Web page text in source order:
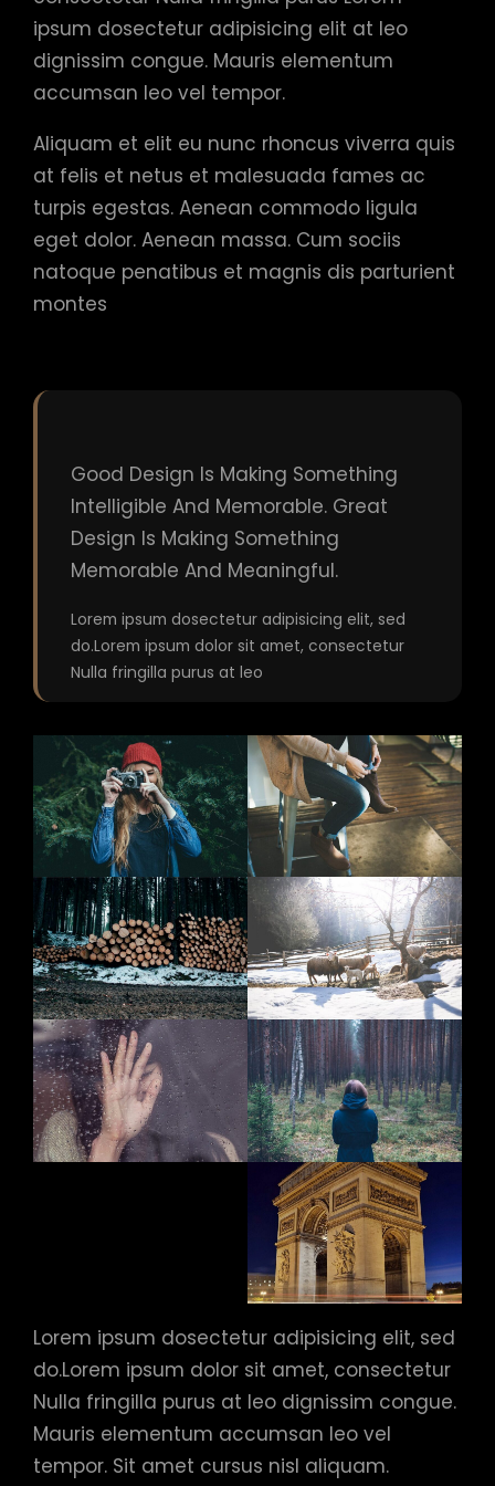
ipsum dosectetur adipisicing elit at leo
dignissim congue. Mauris elementum
accumsan leo vel tempor.
Aliquam et elit eu nunc rhoncus viverra quis
at felis et netus et malesuada fames ac
turpis egestas. Aenean commodo ligula
eget dolor. Aenean massa. Cum sociis
natoque penatibus et magnis dis parturient
montes
Good Design Is Making Something
Intelligible And Memorable. Great
Design Is Making Something
Memorable And Meaningful.
Lorem ipsum dosectetur adipisicing elit, sed
do.Lorem ipsum dolor sit amet, consectetur
Nulla fringilla purus at leo
Lorem ipsum dosectetur adipisicing elit, sed
do.Lorem ipsum dolor sit amet, consectetur
Nulla fringilla purus at leo dignissim congue.
Mauris elementum accumsan leo vel
tempor. Sit amet cursus nisl aliquam.